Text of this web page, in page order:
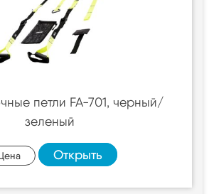
петли FA-701, черный/
зеленый
Открыть